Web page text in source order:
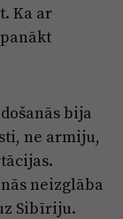
Ka ar
bija
ne armiju,
neizglāba
Sibīriju.